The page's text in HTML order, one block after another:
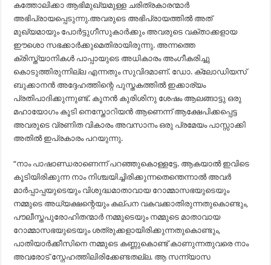
കത്തോലിക്കാ ആഭിമുഖ്യമുള്ള ചരിത്രകാരന്മാര്‍
അഭിപ്രായപ്പെടുന്നു.അവരുടെ അഭിപ്രായത്തിൽ അത്
മുഖ്യമായും പോർട്ടുഗീസുകാർക്കും അവരുടെ വക്താക്കളായ
ഈശൊ സഭക്കാർക്കുമെതിരായിരുന്നു. അന്നത്തെ
ക്രിസ്ത്യാനികൾ പാപ്പായുടെ അധികാരം അംഗീകരിച്ചു
കൊടുത്തിരുന്നില്ല എന്നതും സുവിദമാണ്. ഡോ. ക്ലോഡിയസ്
ബുക്കാനൻ അദ്ദേഹത്തിന്റെ പുസ്തകത്തിൽ ഇക്കാര്യം
പ്രതിപാദിക്കുന്നുണ്ട്. കൂനൻ കുരിശിനു ശേഷം ആലങ്ങാട്ടു ഒരു
മഹായോഗം കൂടി നെസ്തോറിയൻ ആണെന്ന് ആക്ഷേപിക്കപ്പെട്ട
അവരുടെ വ്രണിത വികാരം അവസാനം ഒരു പ്രമേയം പാസ്സാക്കി
അതിൽ ഇപ്രകാരം പറയുന്നു.
“നാം പാഷാണ്ഡരാണെന്ന് പറഞ്ഞുകൊള്ളട്ടേ. ആകയാൽ ഇവിടെ
കൂടിയിരിക്കുന്ന നാം നിശ്ചയിച്ചിരിക്കുന്നതെന്തെന്നാൽ അവർ
മാർപ്പാപ്പയുടെയും വിശുദ്ധമാതാവായ റോമ്മാസഭയുടെയും
നമ്മുടെ അധ്യക്ഷന്റെയും കല്പന വകവക്കാതിരുന്നതുകൊണ്ടും,
പൗലീസ്തപുരോഹിതന്മാർ നമ്മുടെയും നമ്മുടെ മാതാവായ
റോമ്മാസഭയുടെയും ശത്രുക്കളായിരിക്കുന്നതുകൊണ്ടും,
പാതിയാർക്കീസിനെ നമ്മുടെ കണ്ണുകൊണ്ട് കാണുന്നതുവരെ നാം
അവരോട് സ്നേഹത്തിലിരിക്കേണ്ടതല്ല. ആ സന്ന്യാസ